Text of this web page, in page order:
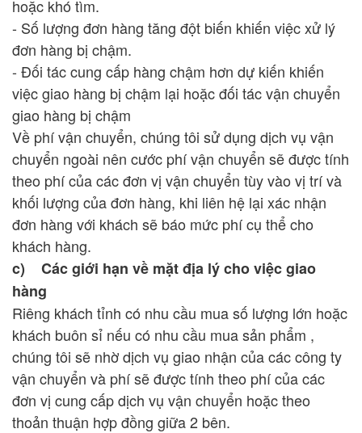
hoặc khó tìm.
- Số lượng đơn hàng tăng đột biến khiến việc xử lý
đơn hàng bị chậm.
- Đối tác cung cấp hàng chậm hơn dự kiến khiến
việc giao hàng bị chậm lại hoặc đối tác vận chuyển
giao hàng bị chậm
Về phí vận chuyển, chúng tôi sử dụng dịch vụ vận
chuyển ngoài nên cước phí vận chuyển sẽ được tính
theo phí của các đơn vị vận chuyển tùy vào vị trí và
khối lượng của đơn hàng, khi liên hệ lại xác nhận
đơn hàng với khách sẽ báo mức phí cụ thể cho
khách hàng.
c) Các giới hạn về mặt địa lý cho việc giao
hàng
Riêng khách tỉnh có nhu cầu mua số lượng lớn hoặc
khách buôn sỉ nếu có nhu cầu mua sản phẩm ,
chúng tôi sẽ nhờ dịch vụ giao nhận của các công ty
vận chuyển và phí sẽ được tính theo phí của các
đơn vị cung cấp dịch vụ vận chuyển hoặc theo
thoản thuận hợp đồng giữa 2 bên.